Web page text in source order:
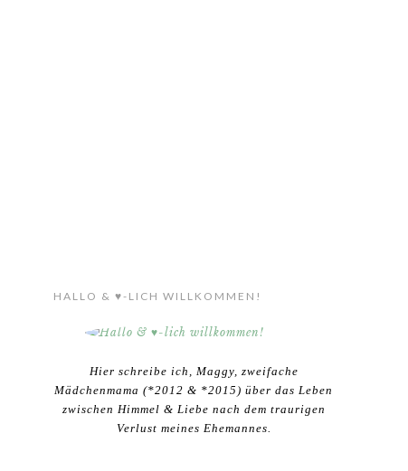
HALLO & ♥-LICH WILLKOMMEN!
Hier schreibe ich, Maggy, zweifache
Mädchenmama (*2012 & *2015) über das Leben
zwischen Himmel & Liebe nach dem traurigen
Verlust meines Ehemannes.